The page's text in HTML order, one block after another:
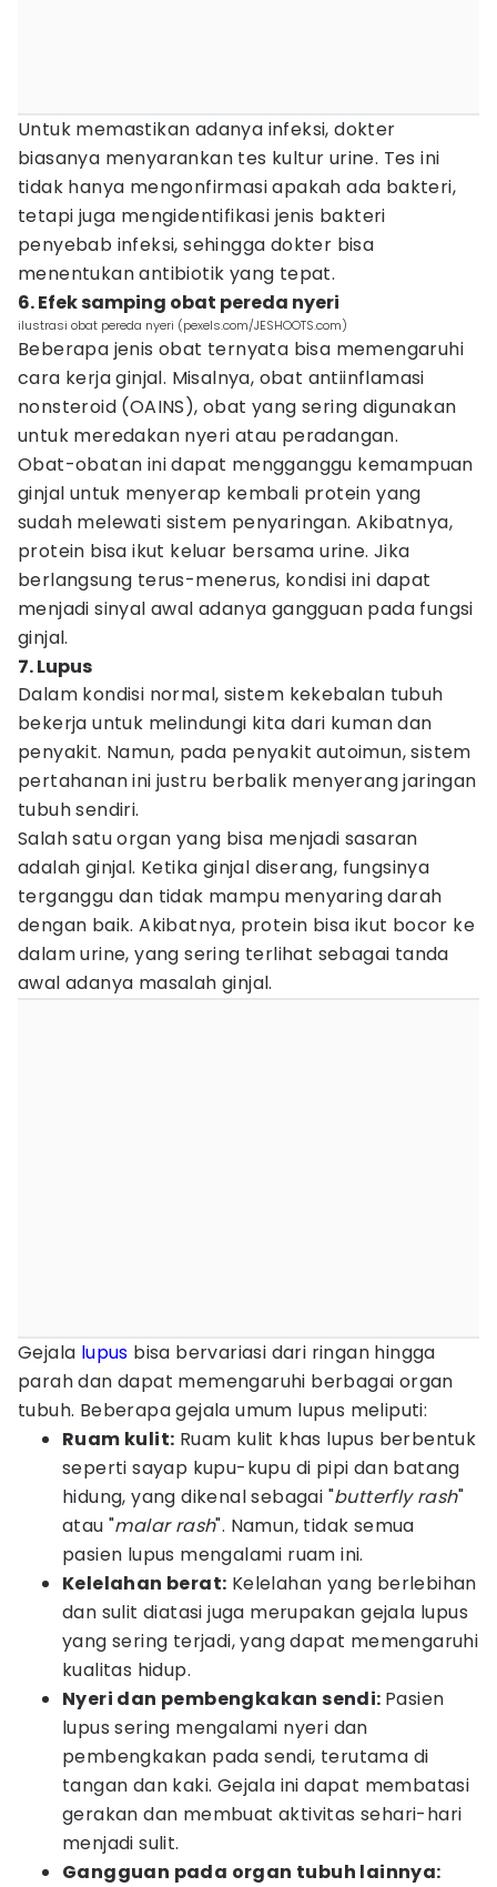
Untuk memastikan adanya infeksi, dokter
biasanya menyarankan tes kultur urine. Tes ini
tidak hanya mengonfirmasi apakah ada bakteri,
tetapi juga mengidentifikasi jenis bakteri
penyebab infeksi, sehingga dokter bisa
menentukan antibiotik yang tepat.
6. Efek samping obat pereda nyeri
ilustrasi obat pereda nyeri (pexels.com/JESHOOTS.com)
Beberapa jenis obat ternyata bisa memengaruhi
cara kerja ginjal. Misalnya, obat antiinflamasi
nonsteroid (OAINS), obat yang sering digunakan
untuk meredakan nyeri atau peradangan.
Obat-obatan ini dapat mengganggu kemampuan
ginjal untuk menyerap kembali protein yang
sudah melewati sistem penyaringan. Akibatnya,
protein bisa ikut keluar bersama urine. Jika
berlangsung terus-menerus, kondisi ini dapat
menjadi sinyal awal adanya gangguan pada fungsi
ginjal.
7. Lupus
Dalam kondisi normal, sistem kekebalan tubuh
bekerja untuk melindungi kita dari kuman dan
penyakit. Namun, pada penyakit autoimun, sistem
pertahanan ini justru berbalik menyerang jaringan
tubuh sendiri.
Salah satu organ yang bisa menjadi sasaran
adalah ginjal. Ketika ginjal diserang, fungsinya
terganggu dan tidak mampu menyaring darah
dengan baik. Akibatnya, protein bisa ikut bocor ke
dalam urine, yang sering terlihat sebagai tanda
awal adanya masalah ginjal.
Gejala lupus bisa bervariasi dari ringan hingga
parah dan dapat memengaruhi berbagai organ
tubuh. Beberapa gejala umum lupus meliputi:
Ruam kulit: Ruam kulit khas lupus berbentuk
seperti sayap kupu-kupu di pipi dan batang
hidung, yang dikenal sebagai "butterfly rash"
atau "malar rash". Namun, tidak semua
pasien lupus mengalami ruam ini.
Kelelahan berat: Kelelahan yang berlebihan
dan sulit diatasi juga merupakan gejala lupus
yang sering terjadi, yang dapat memengaruhi
kualitas hidup.
Nyeri dan pembengkakan sendi: Pasien
lupus sering mengalami nyeri dan
pembengkakan pada sendi, terutama di
tangan dan kaki. Gejala ini dapat membatasi
gerakan dan membuat aktivitas sehari-hari
menjadi sulit.
Gangguan pada organ tubuh lainnya: